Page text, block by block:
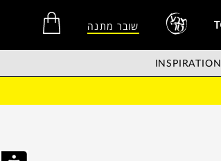
שובר מתנה
INSPIRATION